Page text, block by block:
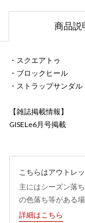
商品説
・スクエアトゥ
・ブロックヒール
・ストラップサンダル
【雑誌掲載情報】
GISELe6月号掲載
こちらはアウトレッ
主にはシーズン落
の色落ち等がある
詳細はこちら